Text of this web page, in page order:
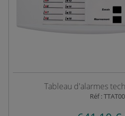
Tableau d'alarmes
Réf :